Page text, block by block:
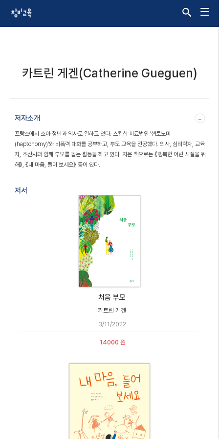
카트린 게겐(Catherine Gueguen)
-
저자소개
프랑스에서 소아 청년과 의사로 일하고 있다. 스킨십 치료법인 ‘햅토노미
(haptonomy)’와 비폭력 대화를 공부하고, 부모 교육을 전공했다. 의사, 심리학자, 교육
자, 조산사와 함께 부모를 돕는 활동을 하고 있다. 지은 책으로는 《행복한 어린 시절을 위
해》, 《내 마음, 들어 보세요》 등이 있다.
저서
처음 부모
카트린 게겐
3/11/2022
14000 원